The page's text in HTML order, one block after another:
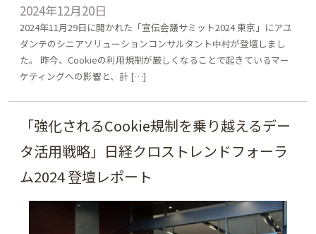
2024年12月20日
2024年11月29日に開かれた「宣伝会議サミット2024 東京」にアユ
ダンテのシニアソリューションコンサルタント中村が登壇しまし
た。 昨今、Cookieの利用規制が厳しくなることで起きているマー
ケティングへの影響と、計 […]
「強化されるCookie規制を乗り越えるデー
タ活用戦略」日経クロストレンドフォーラ
ム2024 登壇レポート